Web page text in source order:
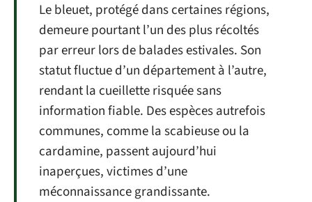
Le bleuet, protégé dans certaines régions,
demeure pourtant l’un des plus récoltés
par erreur lors de balades estivales. Son
statut fluctue d’un département à l’autre,
rendant la cueillette risquée sans
information fiable. Des espèces autrefois
communes, comme la scabieuse ou la
cardamine, passent aujourd’hui
inaperçues, victimes d’une
méconnaissance grandissante.